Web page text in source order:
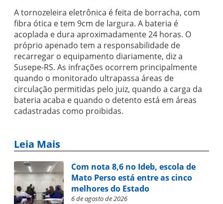
A tornozeleira eletrônica é feita de borracha, com
fibra ótica e tem 9cm de largura. A bateria é
acoplada e dura aproximadamente 24 horas. O
próprio apenado tem a responsabilidade de
recarregar o equipamento diariamente, diz a
Susepe-RS. As infrações ocorrem principalmente
quando o monitorado ultrapassa áreas de
circulação permitidas pelo juiz, quando a carga da
bateria acaba e quando o detento está em áreas
cadastradas como proibidas.
Leia Mais
Com nota 8,6 no Ideb, escola de
Mato Perso está entre as cinco
melhores do Estado
6 de agosto de 2026